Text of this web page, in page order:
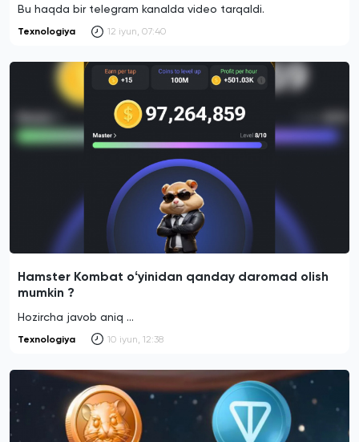
Bu haqda bir telegram kanalda video tarqaldi.
Texnologiya 12 iyun, 07:40
Hamster Kombat oʻyinidan qanday daromad olish
mumkin ?
Hozircha javob aniq ...
Texnologiya 10 iyun, 12:38